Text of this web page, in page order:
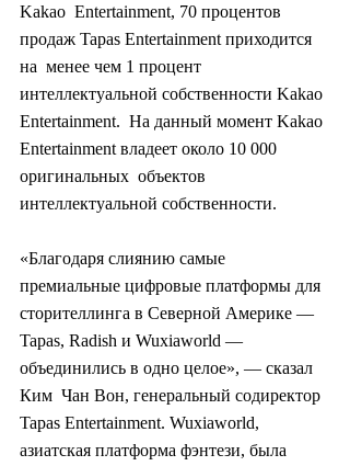
Kakao  Entertainment, 70 процентов
продаж Tapas Entertainment приходится
на  менее чем 1 процент
интеллектуальной собственности Kakao
Entertainment.  На данный момент Kakao
Entertainment владеет около 10 000
оригинальных  объектов
интеллектуальной собственности.
«Благодаря слиянию самые
премиальные цифровые платформы для
сторителлинга в Северной Америке —
Tapas, Radish и Wuxiaworld —
объединились в одно целое», — сказал
Ким  Чан Вон, генеральный содиректор
Tapas Entertainment. Wuxiaworld,
азиатская платформа фэнтези, была